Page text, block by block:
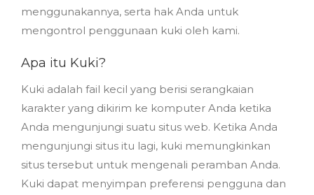
menggunakannya, serta hak Anda untuk
mengontrol penggunaan kuki oleh kami.
Apa itu Kuki?
Kuki adalah fail kecil yang berisi serangkaian
karakter yang dikirim ke komputer Anda ketika
Anda mengunjungi suatu situs web. Ketika Anda
mengunjungi situs itu lagi, kuki memungkinkan
situs tersebut untuk mengenali peramban Anda.
Kuki dapat menyimpan preferensi pengguna dan